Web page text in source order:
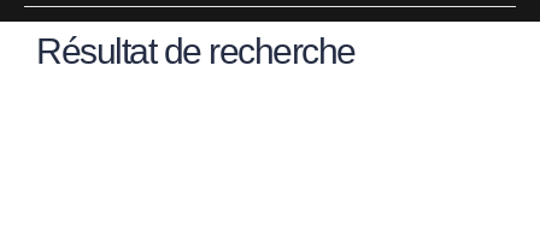
Résultat de recherche